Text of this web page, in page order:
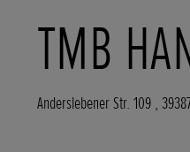
TMB
Anderslebener Str. 109 ,